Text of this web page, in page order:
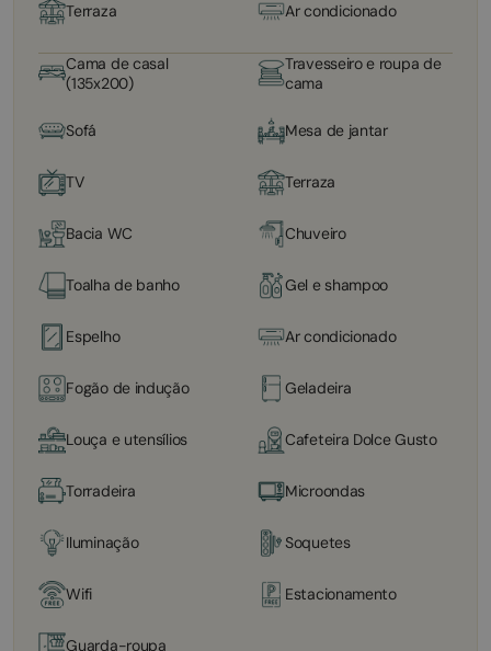
Terraza Ar condicionado
Cama de casal
(135x200)
Travesseiro e roupa de
cama
Sofá Mesa de jantar
TV Terraza
Bacia WC Chuveiro
Toalha de banho Gel e shampoo
Espelho Ar condicionado
Fogão de indução Geladeira
Louça e utensílios Cafeteira Dolce Gusto
Torradeira Microondas
Iluminação Soquetes
Wifi Estacionamento
Guarda-roupa